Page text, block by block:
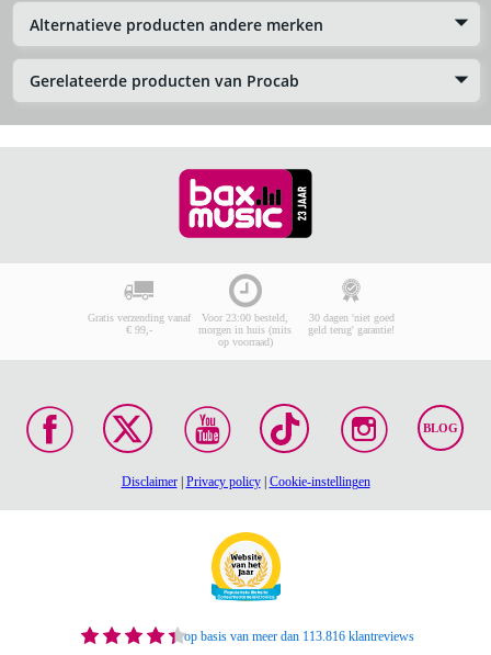
Alternatieve producten andere merken
Gerelateerde producten van Procab
Gratis verzending vanaf
€ 99,-
Voor 23:00 besteld,
morgen in huis (mits
op voorraad)
30 dagen 'niet goed
geld terug' garantie!
BLOG
Disclaimer| Privacy policy| Cookie-instellingen
op basis van meer dan 113.816 klantreviews